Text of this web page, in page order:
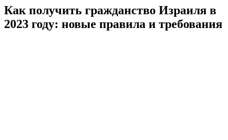
Как получить гражданство Израиля в
2023 году: новые правила и требования